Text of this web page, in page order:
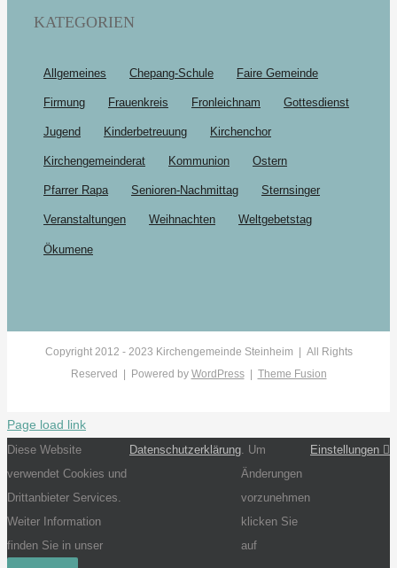
KATEGORIEN
Allgemeines Chepang-Schule Faire Gemeinde
Firmung Frauenkreis Fronleichnam Gottesdienst
Jugend Kinderbetreuung Kirchenchor
Kirchengemeinderat Kommunion Ostern
Pfarrer Rapa Senioren-Nachmittag Sternsinger
Veranstaltungen Weihnachten Weltgebetstag
Ökumene
Copyright 2012 - 2023 Kirchengemeinde Steinheim | All Rights
Reserved | Powered by WordPress| Theme Fusion
Page load link
Diese Website
verwendet Cookies und
Drittanbieter Services.
Weiter Information
finden Sie in unser
Datenschutzerklärung . Um
Änderungen
vorzunehmen
klicken Sie
auf
Einstellungen